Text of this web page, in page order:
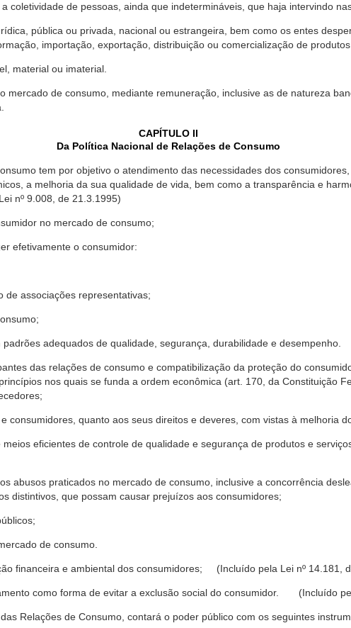
coletividade de pessoas, ainda que indetermináveis, que haja intervindo
pública ou privada, nacional ou estrangeira, bem como os entes
importação, exportação, distribuição ou comercialização de
material ou imaterial.
mercado de consumo, mediante remuneração, inclusive as de natureza
CAPÍTULO II
Da Política Nacional de Relações de Consumo
tem por objetivo o atendimento das necessidades dos
a melhoria da sua qualidade de vida, bem como a transparência e
9.008, de 21.3.1995)
no mercado de consumo;
efetivamente o consumidor:
associações representativas;
adequados de qualidade, segurança, durabilidade e desempenho.
das relações de consumo e compatibilização da proteção do
nos quais se funda a ordem econômica (art. 170, da Constituição
consumidores, quanto aos seus direitos e deveres, com vistas à melhoria
eficientes de controle de qualidade e segurança de produtos e
abusos praticados no mercado de consumo, inclusive a concorrência
distintivos, que possam causar prejuízos aos consumidores;
de consumo.
financeira e ambiental dos consumidores; (Incluído pela Lei nº 14.181,
como forma de evitar a exclusão social do consumidor. (Incluído
Relações de Consumo, contará o poder público com os seguintes